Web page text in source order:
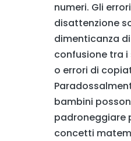
numeri. Gli
disattenzione
dimenticanza
confusione tra
o errori di
bambini
padroneggiare
concetti